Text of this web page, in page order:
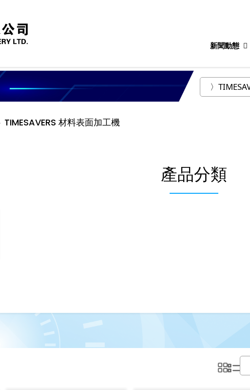
新聞動態
TIMESAVERS 材料表面加工機
產品分類